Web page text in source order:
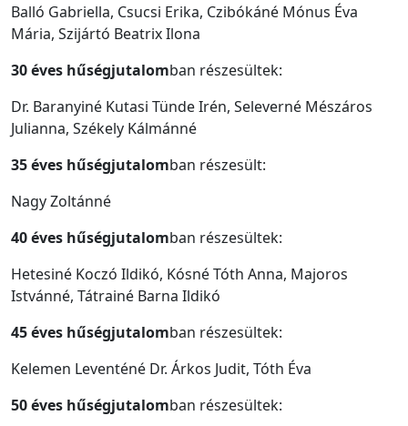
Balló Gabriella, Csucsi Erika, Czibókáné Mónus Éva
Mária, Szijártó Beatrix Ilona
30 éves hűségjutalomban részesültek:
Dr. Baranyiné Kutasi Tünde Irén, Seleverné Mészáros
Julianna, Székely Kálmánné
35 éves hűségjutalomban részesült:
Nagy Zoltánné
40 éves hűségjutalomban részesültek:
Hetesiné Koczó Ildikó, Kósné Tóth Anna, Majoros
Istvánné, Tátrainé Barna Ildikó
45 éves hűségjutalomban részesültek:
Kelemen Leventéné Dr. Árkos Judit, Tóth Éva
50 éves hűségjutalomban részesültek: